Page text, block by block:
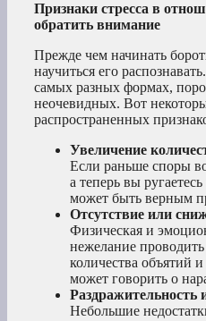
Признаки стресса в
обратить внимание
Прежде чем начинать
научиться его
самых разных формах,
неочевидных. Вот
распространенных
Увеличение
Если раньше споры
а теперь вы
может быть верным
Отсутствие или
Физическая и
нежелание
количества объятий
может говорить о
Раздражительность
Небольшие